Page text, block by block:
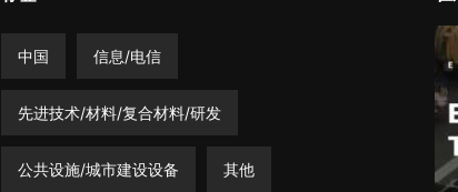
中国 信息/电信
先进技术/材料/复合材料/研发
公共设施/城市建设设备 其他